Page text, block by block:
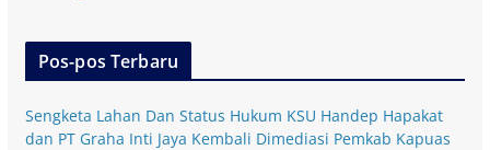
Pos-pos Terbaru
Sengketa Lahan Dan Status Hukum KSU Handep Hapakat
dan PT Graha Inti Jaya Kembali Dimediasi Pemkab Kapuas